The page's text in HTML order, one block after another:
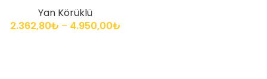
Yan Körüklü
2.362,80₺ – 4.950,00₺